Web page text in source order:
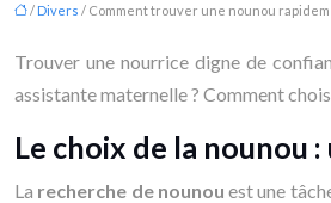
/ Divers / Comment trouver une nounou
Trouver une nourrice digne de
assistante maternelle ? Comment
Le choix de la nounou
La recherche de nounou est une